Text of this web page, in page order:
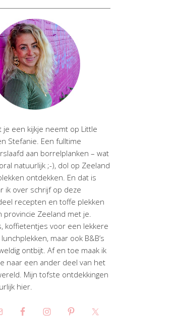
je een kijkje neemt op Little
Stefanie. Een fulltime
aan borrelplanken – wat
natuurlijk ;-), dol op Zeeland
ontdekken. En dat is
ik over schrijf op deze
recepten en toffe plekken
provincie Zeeland met je.
koffietentjes voor een lekkere
maar ook B&B’s
ontbijt. Af en toe maak ik
naar een ander deel van het
Mijn tofste ontdekkingen
hier.